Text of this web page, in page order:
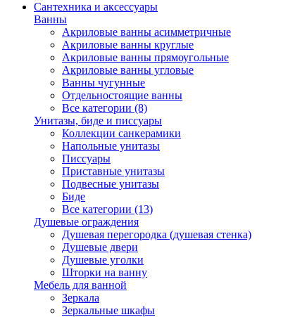
Сантехника и аксессуары
Ванны
Акриловые ванны асимметричные
Акриловые ванны круглые
Акриловые ванны прямоугольные
Акриловые ванны угловые
Ванны чугунные
Отдельностоящие ванны
Все категории (8)
Унитазы, биде и писсуары
Коллекции санкерамики
Напольные унитазы
Писсуары
Приставные унитазы
Подвесные унитазы
Биде
Все категории (13)
Душевые ограждения
Душевая перегородка (душевая стенка)
Душевые двери
Душевые уголки
Шторки на ванну
Мебель для ванной
Зеркала
Зеркальные шкафы